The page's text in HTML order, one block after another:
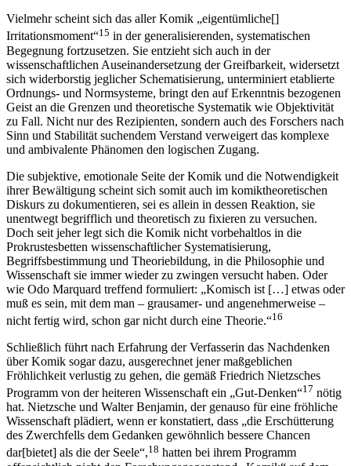
Vielmehr scheint sich das aller Komik „eigentümliche[]
Irritationsmoment“15 in der generalisierenden, systematischen
Begegnung fortzusetzen. Sie entzieht sich auch in der
wissenschaftlichen Auseinandersetzung der Greifbarkeit, widersetzt
sich widerborstig jeglicher Schematisierung, unterminiert etablierte
Ordnungs- und Normsysteme, bringt den auf Erkenntnis bezogenen
Geist an die Grenzen und theoretische Systematik wie Objektivität
zu Fall. Nicht nur des Rezipienten, sondern auch des Forschers nach
Sinn und Stabilität suchendem Verstand verweigert das komplexe
und ambivalente Phänomen den logischen Zugang.
Die subjektive, emotionale Seite der Komik und die Notwendigkeit
ihrer Bewältigung scheint sich somit auch im komiktheoretischen
Diskurs zu dokumentieren, sei es allein in dessen Reaktion, sie
unentwegt begrifflich und theoretisch zu fixieren zu versuchen.
Doch seit jeher legt sich die Komik nicht vorbehaltlos in die
Prokrustesbetten wissenschaftlicher Systematisierung,
Begriffsbestimmung und Theoriebildung, in die Philosophie und
Wissenschaft sie immer wieder zu zwingen versucht haben. Oder
wie Odo Marquard treffend formuliert: „Komisch ist […] etwas oder
muß es sein, mit dem man – grausamer- und angenehmerweise –
nicht fertig wird, schon gar nicht durch eine Theorie.“16
Schließlich führt nach Erfahrung der Verfasserin das Nachdenken
über Komik sogar dazu, ausgerechnet jener maßgeblichen
Fröhlichkeit verlustig zu gehen, die gemäß Friedrich Nietzsches
Programm von der heiteren Wissenschaft ein „Gut-Denken“17 nötig
hat. Nietzsche und Walter Benjamin, der genauso für eine fröhliche
Wissenschaft plädiert, wenn er konstatiert, dass „die Erschütterung
des Zwerchfells dem Gedanken gewöhnlich bessere Chancen
dar[bietet] als die der Seele“,18 hatten bei ihrem Programm